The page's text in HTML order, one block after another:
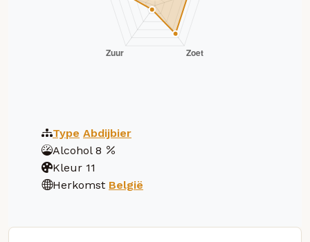
Type Abdijbier
Alcohol 8
Kleur 11
Herkomst België